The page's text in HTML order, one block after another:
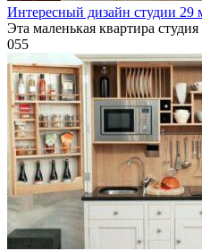
Интересный дизайн студии 29
Эта маленькая квартира
055